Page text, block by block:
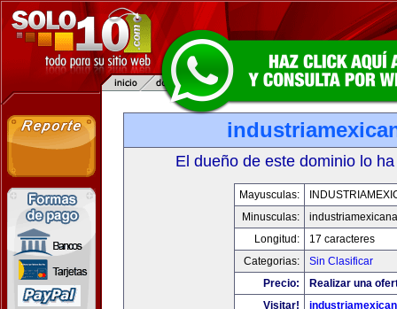
El dueño de este dominio lo
Mayusculas:
Minusculas:
Longitud:
17 caracteres
Categorias:
Sin Clasificar
Precio:
Realizar una
Visitar!